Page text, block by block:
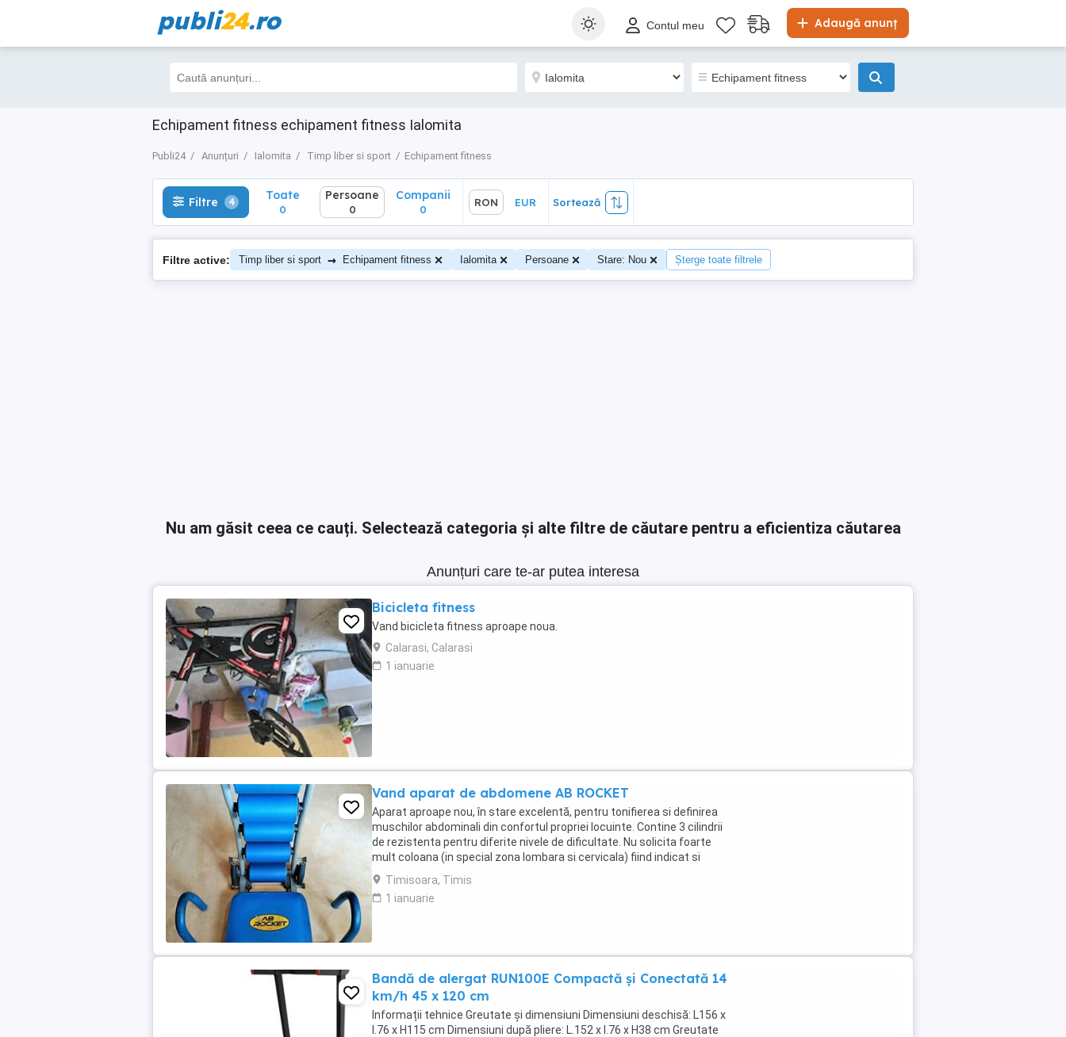
publi24.ro Adaugă anunț
Contul meu
Echipament fitness echipament fitness Ialomita
Publi24 Anunțuri Ialomita Timp liber si sport Echipament fitness
Filtre 4 Toate
0
Sortează
Filtre 4 Toate
0
Persoane
0
Companii
0
RON EUR Sortează
Filtre active: Timp liber si sport → Echipament fitness Ialomita Persoane Stare: Nou Șterge toate filtrele
Nu am găsit ceea ce cauți. Selectează categoria și alte filtre de căutare pentru a eficientiza căutarea
Anunțuri care te-ar putea interesa
Bicicleta fitness
Vand bicicleta fitness aproape noua.
Calarasi, Calarasi
1 ianuarie
Vand aparat de abdomene AB ROCKET
Aparat aproape nou, în stare excelentă, pentru tonifierea si definirea
muschilor abdominali din confortul propriei locuinte. Contine 3 cilindrii
de rezistenta pentru diferite nivele de dificultate. Nu solicita foarte
mult coloana (in special zona lombara si cervicala) fiind indicat si
pentru persoanele ...
Timisoara, Timis
1 ianuarie
Bandă de alergat RUN100E Compactă și Conectată 14
km/h 45 x 120 cm
Informații tehnice Greutate și dimensiuni Dimensiuni deschisă: L156 x
l.76 x H115 cm Dimensiuni după pliere: L.152 x l.76 x H38 cm Greutate